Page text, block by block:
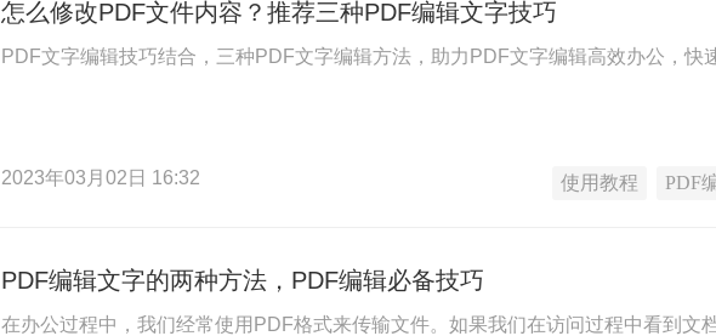
怎么修改PDF文件内容？推荐三种PDF编辑文字技巧
PDF文字编辑技巧结合，三种PDF文字编辑方法，助力PDF文字编辑高效办公，快
2023年03月02日 16:32 使用教程 PDF
PDF编辑文字的两种方法，PDF编辑必备技巧
在办公过程中，我们经常使用PDF格式来传输文件。如果我们在访问过程中看到文